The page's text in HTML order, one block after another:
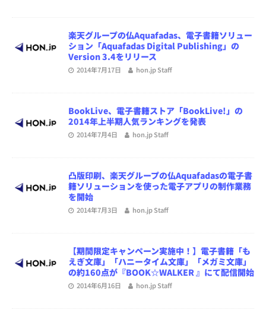
楽天グループの仏Aquafadas、電子書籍ソリュー
ション「Aquafadas Digital Publishing」の
Version 3.4をリリース
2014年7月17日 hon.jp Staff
BookLive、電子書籍ストア「BookLive!」の
2014年上半期人気ランキングを発表
2014年7月4日 hon.jp Staff
凸版印刷、楽天グループの仏Aquafadasの電子書
籍ソリューションを使った電子アプリの制作業務
を開始
2014年7月3日 hon.jp Staff
【期間限定キャンペーン実施中！】電子書籍「も
えぎ文庫」「ハニータイム文庫」「メガミ文庫」
の約160点が『BOOK☆WALKER 』にて配信開始
2014年6月16日 hon.jp Staff